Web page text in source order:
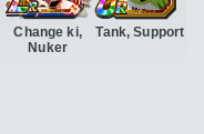
Change ki,
Nuker
Tank, Support